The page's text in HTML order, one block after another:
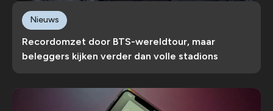
Recordomzet door BTS-wereldtour, maar
beleggers kijken verder dan volle stadions
Nieuws